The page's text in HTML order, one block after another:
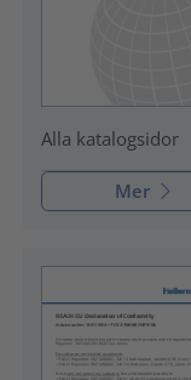
Alla katalogsidor
Mer